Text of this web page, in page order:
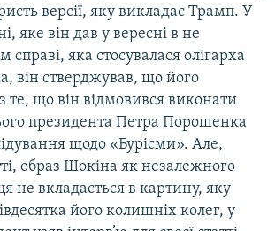
версії, яку викладає Трамп. У
яке він дав у вересні в не
справі, яка стосувалася олігарха
він стверджував, що його
те, що він відмовився виконати
президента Петра Порошенка
щодо «Бурісми». Але,
образ Шокіна як незалежного
не вкладається в картину, яку
його колишніх колег, у